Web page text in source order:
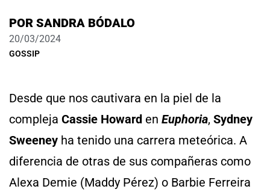
POR SANDRA BÓDALO
20/03/2024
GOSSIP
Desde que nos cautivara en la piel de la
compleja Cassie Howard en Euphoria, Sydney
Sweeney ha tenido una carrera meteórica. A
diferencia de otras de sus compañeras como
Alexa Demie (Maddy Pérez) o Barbie Ferreira